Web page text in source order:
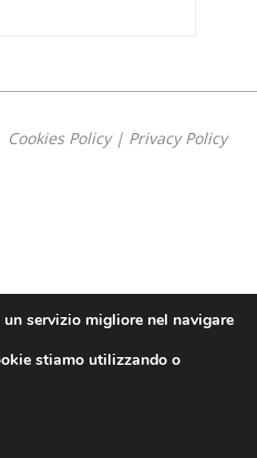
Cookies Policy| Privacy Policy
servizio migliore nel navigare
stiamo utilizzando o